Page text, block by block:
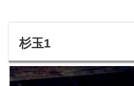
杉玉1